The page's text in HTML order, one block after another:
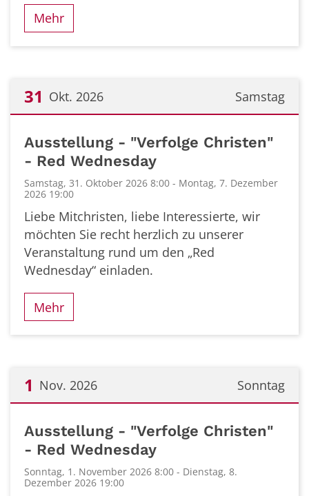
Mehr
Samstag
31 Okt. 2026
Ausstellung - "Verfolge Christen"
- Red Wednesday
Samstag, 31. Oktober 2026 8:00 - Montag, 7. Dezember
2026 19:00
Liebe Mitchristen, liebe Interessierte, wir
möchten Sie recht herzlich zu unserer
Veranstaltung rund um den „Red
Wednesday“ einladen.
Mehr
Sonntag
1 Nov. 2026
Ausstellung - "Verfolge Christen"
- Red Wednesday
Sonntag, 1. November 2026 8:00 - Dienstag, 8.
Dezember 2026 19:00